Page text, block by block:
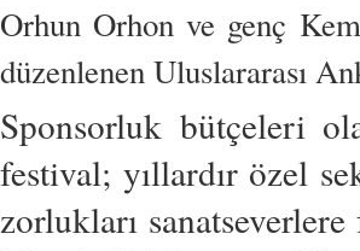
Orhun Orhon ve genç
düzenlenen Uluslararası
Sponsorluk bütçeleri
festival; yıllardır özel
zorlukları